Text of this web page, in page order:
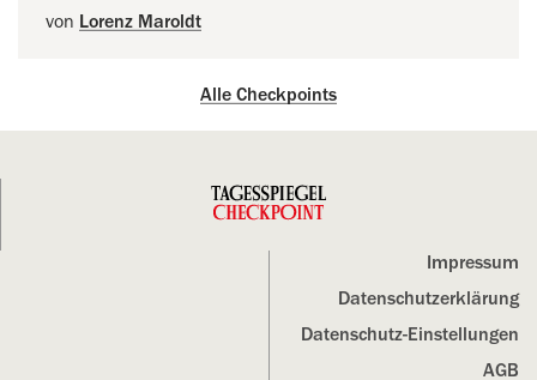
von Lorenz Maroldt
Alle Checkpoints
Impressum
Datenschutz­erklärung
Datenschutz-Einstellungen
AGB